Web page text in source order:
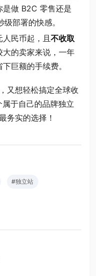
是做 B2C 零售还是
部署的快感。
民币起，且 不收取
的卖家来说，一年
巨额的手续费。
又想轻松搞定全球收
于自己的品牌独立
务实的选择！
#独立站